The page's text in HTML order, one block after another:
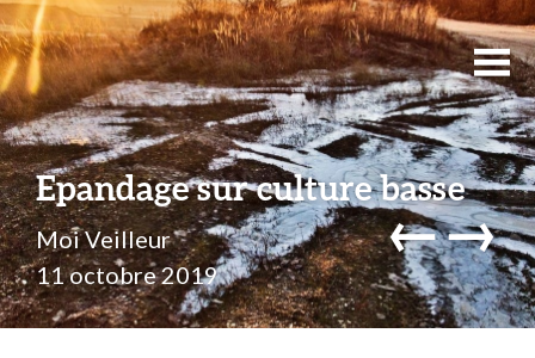
Epandage sur culture basse
Moi Veilleur
11 octobre 2019
←→